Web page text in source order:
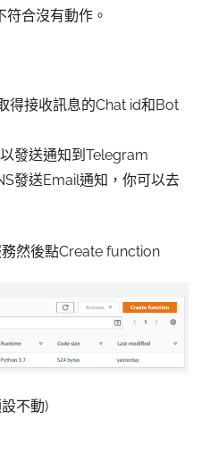
符合沒有動作。
得接收訊息的Chat id和Bot
發送通知到Telegram
發送Email通知，你可以去
然後點Create function
不動)